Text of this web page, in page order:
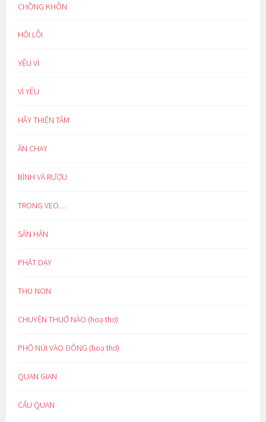
CHỒNG KHÔN
HỐI LỖI
YÊU VÌ
VÌ YÊU
HÃY THIỆN TÂM
ĂN CHAY
BÌNH VÀ RƯỢU
TRONG VEO…
SÂN HẬN
PHẬT DẠY
THU NON
CHUYỆN THUỞ NÀO (hoạ thơ)
PHỐ NÚI VÀO ĐÔNG (hoạ thơ)
QUAN GIAN
CẨU QUAN